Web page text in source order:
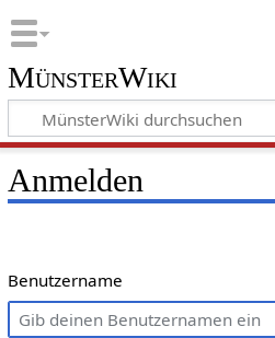
MünsterWiki
Anmelden
Benutzername